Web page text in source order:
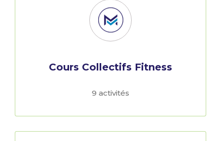
Cours Collectifs Fitness
9 activités